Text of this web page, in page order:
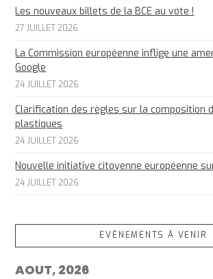
Les nouveaux billets de la BCE au vote !
27 JUILLET 2026
La Commission européenne inflige une
Google
24 JUILLET 2026
Clarification des règles sur la composition
plastiques
24 JUILLET 2026
Nouvelle initiative citoyenne européenne
24 JUILLET 2026
EVÈNEMENTS À VENIR
AOUT, 2026